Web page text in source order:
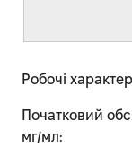
Робочі
Початковий
мг/мл: